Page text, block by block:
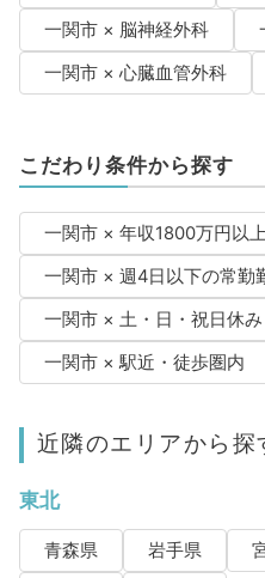
一関市 × 脳神経外科
一関市 × 心臓血管外科
こだわり条件から探す
一関市 × 年収1800万円以上
一関市 × 週4日以下の常勤
一関市 × 土・日・祝日休み
一関市 × 駅近・徒歩圏内
近隣のエリアから探
東北
青森県 岩手県